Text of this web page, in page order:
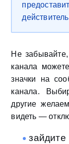
Не
канала
значки на
канала.
другие
видеть —